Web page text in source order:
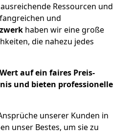
Ressourcen und
und
haben wir eine große
die nahezu jedes
auf ein faires Preis-
und bieten professionelle
unserer Kunden in
unser Bestes, um sie zu